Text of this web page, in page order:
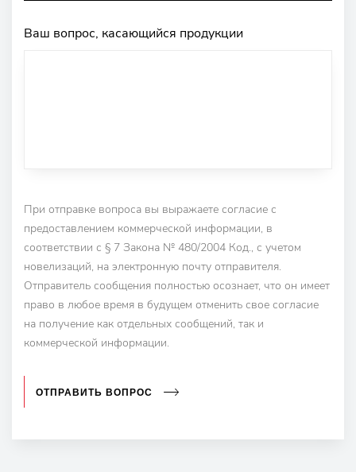
Ваш вопрос, касающийся продукции
При отправке вопроса вы выражаете согласие с
предоставлением коммерческой информации, в
соответствии с § 7 Закона № 480/2004 Код., с учетом
новелизаций, на электронную почту отправителя.
Отправитель сообщения полностью осознает, что он имеет
право в любое время в будущем отменить свое согласие
на получение как отдельных сообщений, так и
коммерческой информации.
ОТПРАВИТЬ ВОПРОС